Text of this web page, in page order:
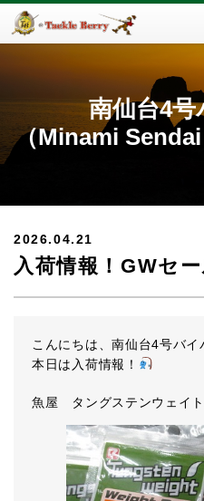
南仙台4
（Minami Sendai
2026.04.21
入荷情報！GWセ
こんにちは、南仙台4号バイ
本日は入荷情報！
魚屋 タングステンウェイト